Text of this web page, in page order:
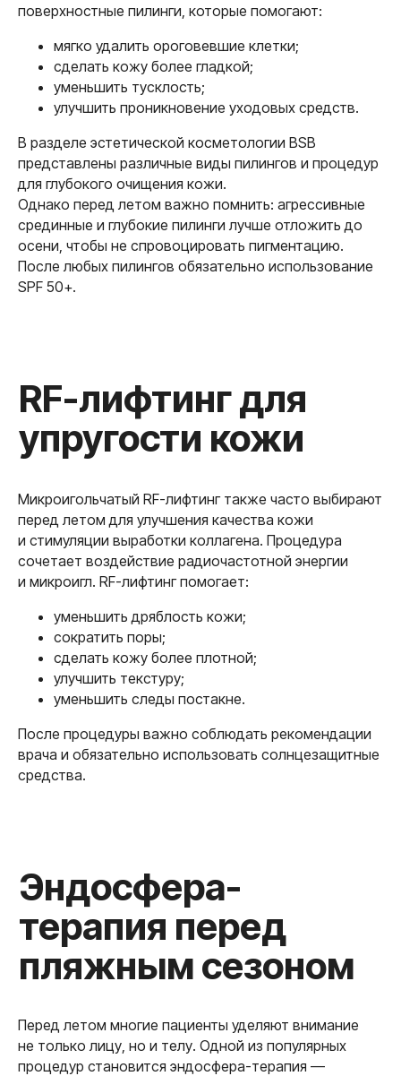
поверхностные пилинги, которые помогают:
мягко удалить ороговевшие клетки;
сделать кожу более гладкой;
уменьшить тусклость;
улучшить проникновение уходовых средств.
В разделе эстетической косметологии BSB
представлены различные виды пилингов и процедур
для глубокого очищения кожи.
Однако перед летом важно помнить: агрессивные
срединные и глубокие пилинги лучше отложить до
осени, чтобы не спровоцировать пигментацию.
После любых пилингов обязательно использование
SPF 50+.
Микроигольчатый RF-лифтинг также часто выбирают
перед летом для улучшения качества кожи
и стимуляции выработки коллагена. Процедура
сочетает воздействие радиочастотной энергии
и микроигл. RF-лифтинг помогает:
уменьшить дряблость кожи;
сократить поры;
сделать кожу более плотной;
улучшить текстуру;
уменьшить следы постакне.
После процедуры важно соблюдать рекомендации
врача и обязательно использовать солнцезащитные
средства.
Перед летом многие пациенты уделяют внимание
не только лицу, но и телу. Одной из популярных
процедур становится эндосфера-терапия —
эпиляция —
идеальное
решение перед
летом
Какие процедуры
лучше не делать
перед активным
солнцем